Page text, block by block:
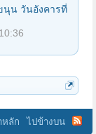
นุน วันอังคารที่
ลัก ไปข้างบน